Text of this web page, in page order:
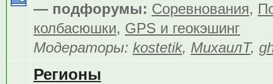
— подфорумы: Соревнования,
колбасюшки, GPS и геокэшинг
Модераторы: kostetik, МихаилТ,
Регионы